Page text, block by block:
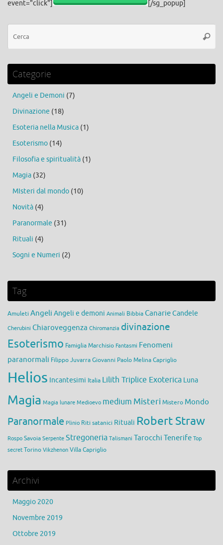
event="click"] [/sg_popup]
Cerca
Categorie
Angeli e Demoni (7)
Divinazione (18)
Esoteria nella Musica (1)
Esoterismo (14)
Filosofia e spiritualità (1)
Magia (32)
MIsteri dal mondo (10)
Novità (4)
Paranormale (31)
Rituali (4)
Sogni e Numeri (2)
Tag
Amuleti Angeli Angeli e demoni Animali Bibbia CanarieCandele
Cherubini Chiaroveggenza Chiromanzia divinazione
Esoterismo Famiglia Marchisio Fantasmi Fenomeni
paranormali Filippo JuvarraGiovanni Paolo Melina Capriglio
Helios Incantesimi Italia Lilith Triplice Exoterica Luna
Magia Magia lunare Medioevo medium Misteri Mistero Mondo
Paranormale Plinio Riti satanici Rituali Robert Straw
Rospo Savoia Serpente Stregoneria Talismani Tarocchi Tenerife Top
secret Torino Vikzhenon Villa Capriglio
Archivi
Maggio 2020
Novembre 2019
Ottobre 2019